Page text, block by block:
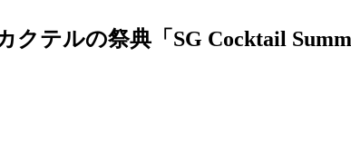
テルの祭典「SG Cocktail